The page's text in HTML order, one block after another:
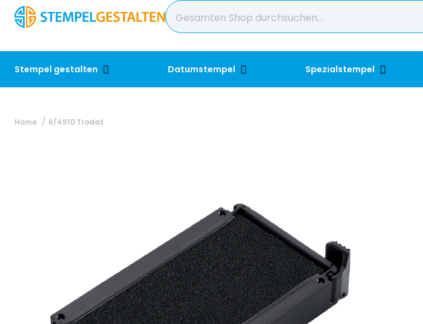
Stempel gestalten Datumstempel Spezialstempel
Home 6/4910 Trodat